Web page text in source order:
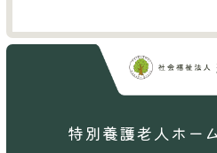
特別養護老人ホー